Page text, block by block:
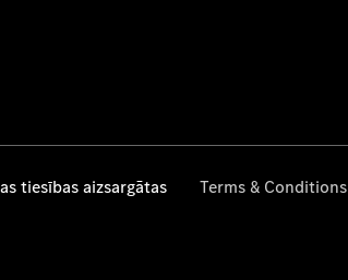
tiesības aizsargātas Terms & Conditions